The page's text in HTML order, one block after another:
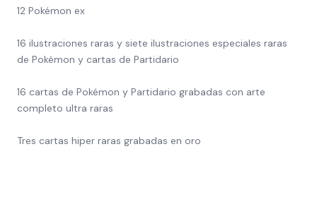
12 Pokémon ex
16 ilustraciones raras y siete ilustraciones especiales raras
de Pokémon y cartas de Partidario
16 cartas de Pokémon y Partidario grabadas con arte
completo ultra raras
Tres cartas hiper raras grabadas en oro